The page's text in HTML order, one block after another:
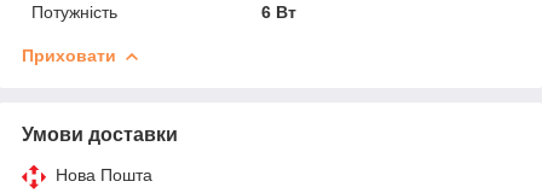
Потужність
6 Вт
Приховати
Умови доставки
Нова Пошта